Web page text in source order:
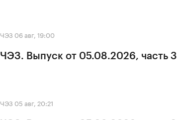
ЧЭЗ 06 авг, 19:00
ЧЭЗ. Выпуск от 05.08.2026, часть 3
ЧЭЗ 05 авг, 20:21